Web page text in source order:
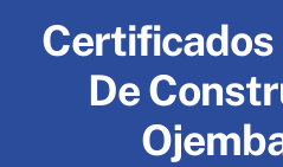
Certificados
De